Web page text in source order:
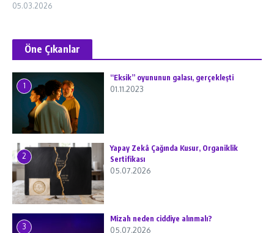
05.03.2026
Öne Çıkanlar
1
“Eksik” oyununun galası, gerçekleşti
01.11.2023
2
Yapay Zekâ Çağında Kusur, Organiklik
Sertifikası
05.07.2026
3
Mizah neden ciddiye alınmalı?
05.07.2026